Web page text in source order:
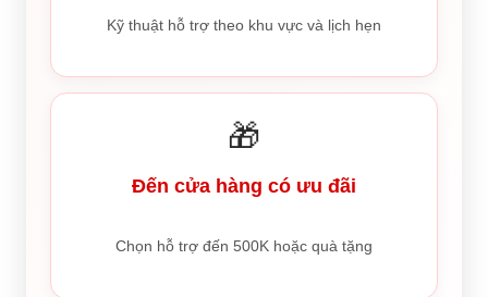
Kỹ thuật hỗ trợ theo khu vực và lịch hẹn
🎁
Đến cửa hàng có ưu đãi
Chọn hỗ trợ đến 500K hoặc quà tặng